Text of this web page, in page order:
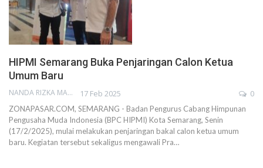
HIPMI Semarang Buka Penjaringan Calon Ketua
Umum Baru
NANDA RIZKA MAHENDRA 17 Feb 2025 0
ZONAPASAR.COM, SEMARANG - Badan Pengurus Cabang Himpunan
Pengusaha Muda Indonesia (BPC HIPMI) Kota Semarang, Senin
(17/2/2025), mulai melakukan penjaringan bakal calon ketua umum
baru. Kegiatan tersebut sekaligus mengawali Pra…